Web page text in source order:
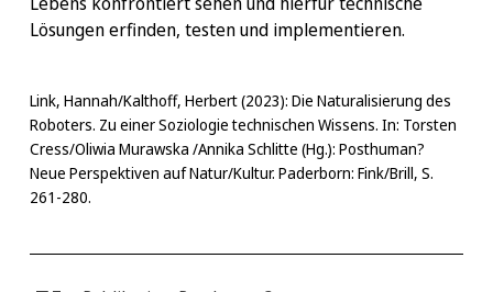
Lösungen erfinden, testen und implementieren.
Link, Hannah/Kalthoff, Herbert (2023): Die Naturalisierung des
Roboters. Zu einer Soziologie technischen Wissens. In: Torsten
Cress/Oliwia Murawska /Annika Schlitte (Hg.): Posthuman?
Neue Perspektiven auf Natur/Kultur. Paderborn: Fink/Brill, S.
261-280.